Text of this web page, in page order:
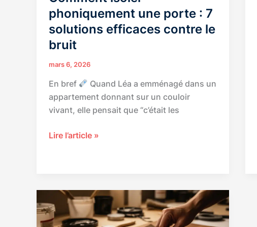
travaux
phoniquement une porte : 7
solutions efficaces contre le
bruit
mars 6, 2026
En bref
Quand Léa a emménagé dans un
appartement donnant sur un couloir
vivant, elle pensait que “c’était les
Comment
7
Lire l’article »